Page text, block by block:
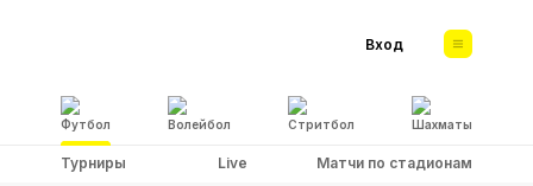
Футбол Волейбол Стритбол Шахматы
Вход
Турниры Live Матчи по стадионам